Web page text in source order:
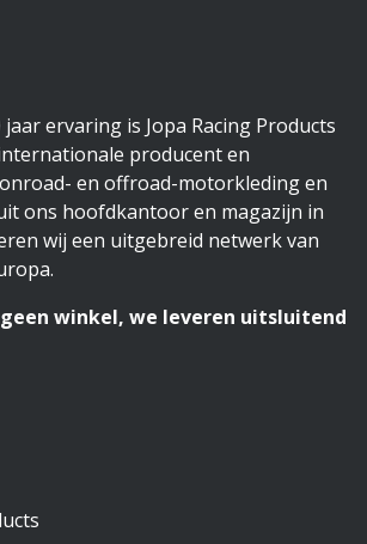
ervaring is Jopa Racing Products
producent en
en offroad-motorkleding en
ons hoofdkantoor en magazijn in
wij een uitgebreid netwerk van
geen winkel, we leveren uitsluitend